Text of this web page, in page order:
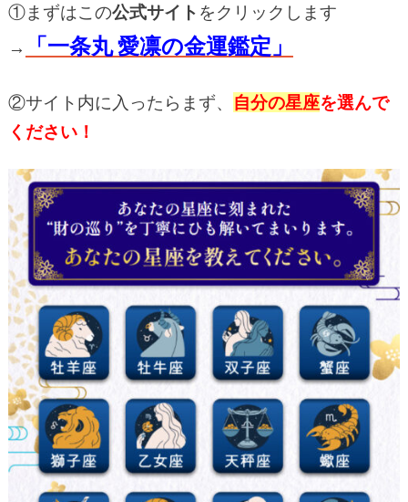
①まずはこの公式サイト をクリックします
→
「一条丸 愛凛の金運鑑定」
②サイト内に入ったらまず、 自分の星座を選んで
ください！